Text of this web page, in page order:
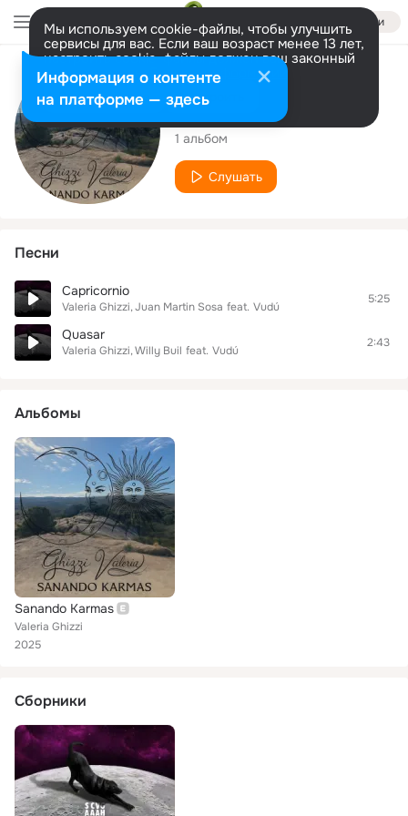
Войти
Мы используем cookie-файлы, чтобы улучшить
сервисы для вас. Если ваш возраст менее 13 лет,
настроить cookie-файлы должен ваш законный
представитель. Больше информации
Разрешить все Настроить
Исполнитель
Valeria Ghizzi
1 альбом
Слушать
Песни
Capricornio
Valeria Ghizzi Juan Martin Sosa feat. Vudú
5:25
Quasar
Valeria Ghizzi Willy Buil feat. Vudú
2:43
Альбомы
Sanando Karmas
Valeria Ghizzi
2025
Сборники
Информация о контенте
на платформе — здесь